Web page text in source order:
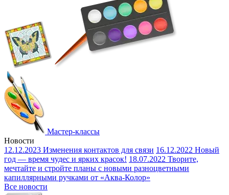
Мастер-классы
Новости
12.12.2023 Изменения контактов для связи 16.12.2022 Новый
год — время чудес и ярких красок! 18.07.2022 Творите,
мечтайте и стройте планы с новыми разноцветными
капиллярными ручками от «Аква-Колор»
Все новости